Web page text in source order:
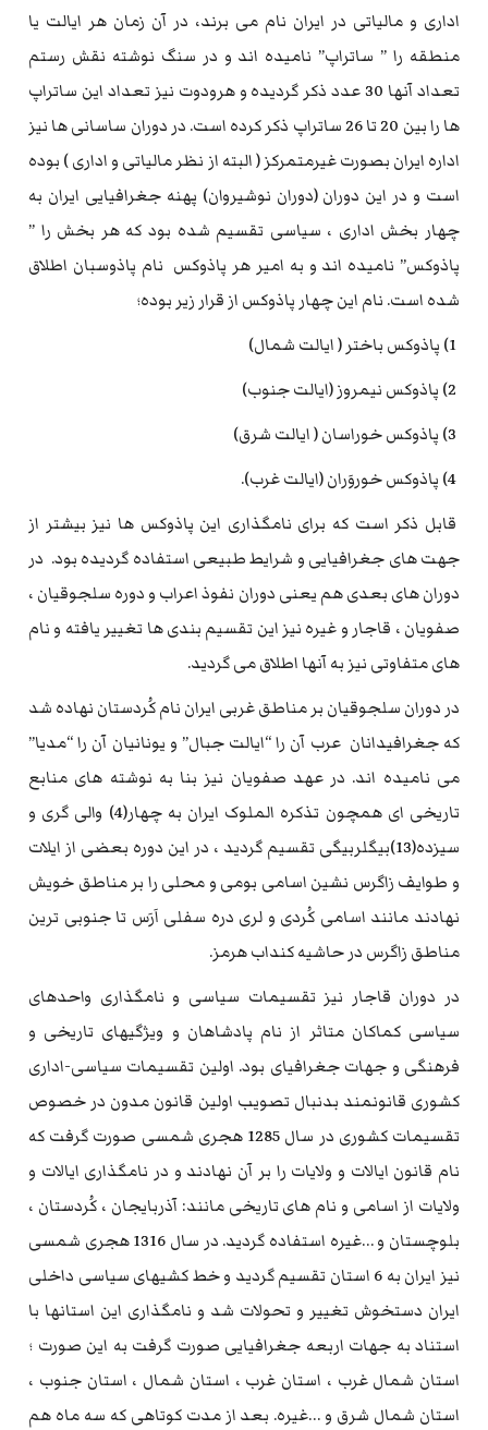
اداری و مالیاتی در ایران نام می برند، در آن زمان هر ایالت یا
منطقه را ” ساتراپ” نامیده اند و در سنگ نوشته نقش رستم
تعداد آنها 30 عدد ذکر گردیده و هرودوت نیز تعداد این ساتراپ
ها را بین 20 تا 26 ساتراپ ذکر کرده است. در دوران ساسانی ها نیز
اداره ایران بصورت غیرمتمرکز ( البته از نظر مالیاتی و اداری ) بوده
است و در این دوران (دوران نوشیروان) پهنه جغرافیایی ایران به
چهار بخش اداری ، سیاسی تقسیم شده بود که هر بخش را ”
پاذوکس” نامیده اند و به امیر هر پاذوکس نام پاذوسبان اطلاق
شده است. نام این چهار پاذوکس از قرار زیر بوده؛
قابل ذکر است که برای نامگذاری این پاذوکس ها نیز بیشتر از
جهت های جغرافیایی و شرایط طبیعی استفاده گردیده بود. در
دوران های بعدی هم یعنی دوران نفوذ اعراب و دوره سلجوقیان ،
صفویان ، قاجار و غیره نیز این تقسیم بندی ها تغییر یافته و نام
های متفاوتی نیز به آنها اطلاق می گردید.
در دوران سلجوقیان بر مناطق غربی ایران نام کُردستان نهاده شد
که جغرافیدانان عرب آن را “ایالت جبال” و یونانیان آن را “مدیا”
می نامیده اند. در عهد صفویان نیز بنا به نوشته های منابع
تاریخی ای همچون تذکره الملوک ایران به چهار(4) والی گری و
سیزده(13)بیگلربیگی تقسیم گردید ، در این دوره بعضی از ایلات
و طوایف زاگرس نشین اسامی بومی و محلی را بر مناطق خویش
نهادند مانند اسامی کُردی و لری دره سفلی اَرَس تا جنوبی ترین
مناطق زاگرس در حاشیه کنداب هرمز.
در دوران قاجار نیز تقسیمات سیاسی و نامگذاری واحدهای
سیاسی کماکان متاثر از نام پادشاهان و ویژگیهای تاریخی و
فرهنگی و جهات جغرافیای بود. اولین تقسیمات سیاسی-اداری
کشوری قانونمند بدنبال تصویب اولین قانون مدون در خصوص
تقسیمات کشوری در سال 1285 هجری شمسی صورت گرفت که
نام قانون ایالات و ولایات را بر آن نهادند و در نامگذاری ایالات و
ولایات از اسامی و نام های تاریخی مانند: آذربایجان ، کُردستان ،
بلوچستان و …غیره استفاده گردید. در سال 1316 هجری شمسی
نیز ایران به 6 استان تقسیم گردید و خط کشیهای سیاسی داخلی
ایران دستخوش تغییر و تحولات شد و نامگذاری این استانها با
استناد به جهات اربعه جغرافیایی صورت گرفت به این صورت ؛
استان شمال غرب ، استان غرب ، استان شمال ، استان جنوب ،
استان شمال شرق و …غیره. بعد از مدت کوتاهی که سه ماه هم